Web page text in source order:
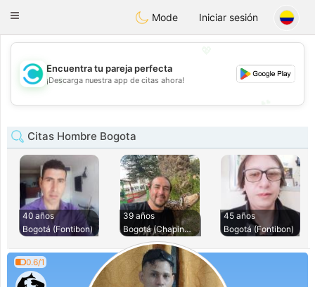
olombiaCitas
Toggle
Mode Iniciar sesión
💖
💕
Encuentra tu pareja perfecta
¡Descarga nuestra app de citas ahora!
Citas Hombre Bogota
40 años
Bogotá (Fontibon)
39 años
Bogotá (Chapinero)
45 años
Bogotá (Fontibon)
0.6/1